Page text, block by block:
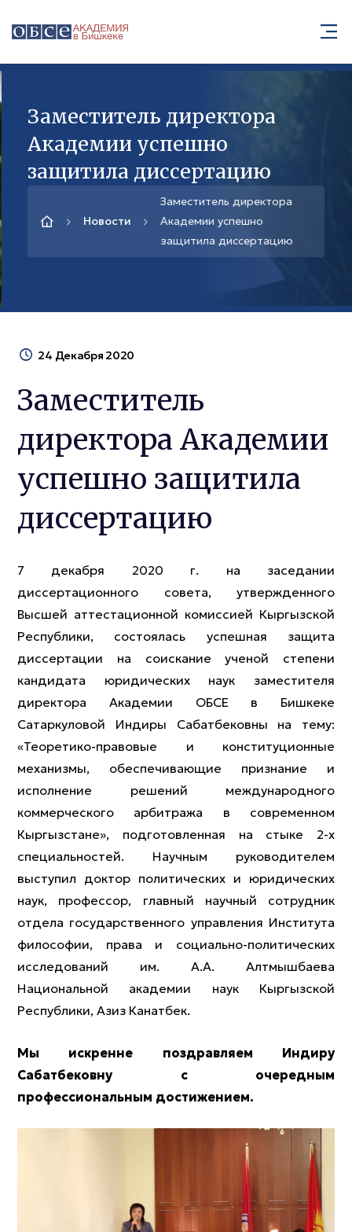
Заместитель директора
Академии успешно
защитила диссертацию
Новости
Заместитель директора
Академии успешно
защитила диссертацию
24 Декабря 2020
Заместитель
директора Академии
успешно защитила
диссертацию
7 декабря 2020 г. на заседании
диссертационного совета, утвержденного
Высшей аттестационной комиссией Кыргызской
Республики, состоялась успешная защита
диссертации на соискание ученой степени
кандидата юридических наук заместителя
директора Академии ОБСЕ в Бишкеке
Сатаркуловой Индиры Сабатбековны на тему:
«Теоретико-правовые и конституционные
механизмы, обеспечивающие признание и
исполнение решений международного
коммерческого арбитража в современном
Кыргызстане», подготовленная на стыке 2-х
специальностей. Научным руководителем
выступил доктор политических и юридических
наук, профессор, главный научный сотрудник
отдела государственного управления Института
философии, права и социально-политических
исследований им. А.А. Алтмышбаева
Национальной академии наук Кыргызской
Республики, Азиз Канатбек.
Мы искренне поздравляем Индиру
Сабатбековну с очередным
профессиональным достижением.